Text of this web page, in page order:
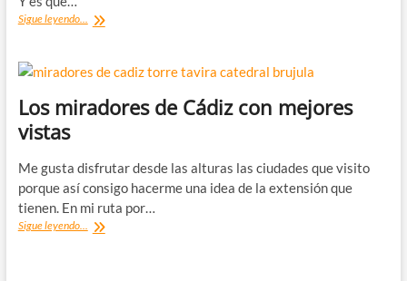
Sigue leyendo... Qué
Cádiz:
pequeña
tacita
Los miradores de Cádiz con mejores
vistas
Me gusta disfrutar desde las alturas las ciudades que visito
porque así consigo hacerme una idea de la extensión que
tienen. En mi ruta por…
Sigue leyendo... Los